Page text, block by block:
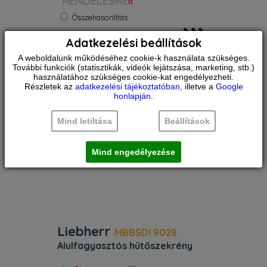
Súly: 157 kg
Szélesség:
90 cm
Magasság: 181 cm
Zajszint: 39 dB
Szín: Nemesacél
Kiemelt adatok. Külső méretek:
magasság / szélesség / mélység (cm)
180,5 / 90,6 / 74,5. Teljes térfogat (l)
538. Zajszint (dB) 39. Jégkocka Water
& Ice központ. Hálózatba kapcsolási
megoldás Beépített, nem
Összehasonlítás
1.614.990 Ft
Liebherr MBBSDI 9028
alulfagyasztós hűtőszekrény
Adatkezelési beállítások
A weboldalunk működéséhez cookie-k használata szükséges.
További funkciók (statisztikák, videók lejátszása, marketing, stb.)
használatához szükséges cookie-kat engedélyezheti.
Részletek az adatkezelési tájékoztatóban , illetve a Google
honlapján
Mind letiltása Beállítások
Mind engedélyezése